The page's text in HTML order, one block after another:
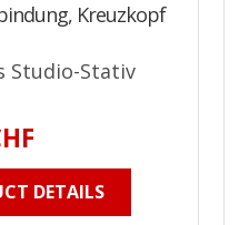
Kreuzkopf
Studio-Stativ
DETAILS